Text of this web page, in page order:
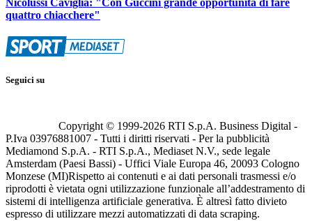
quattro chiacchere"
Seguici su
Copyright © 1999-2026 RTI S.p.A. Business Digital -
P.Iva 03976881007 - Tutti i diritti riservati - Per la pubblicità
Mediamond S.p.A. - RTI S.p.A., Mediaset N.V., sede legale
Amsterdam (Paesi Bassi) - Uffici Viale Europa 46, 20093 Cologno
Monzese (MI)Rispetto ai contenuti e ai dati personali trasmessi e/o
riprodotti è vietata ogni utilizzazione funzionale all’addestramento di
sistemi di intelligenza artificiale generativa. È altresì fatto divieto
espresso di utilizzare mezzi automatizzati di data scraping.